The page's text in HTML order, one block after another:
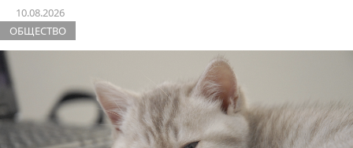
10.08.2026
ОБЩЕСТВО